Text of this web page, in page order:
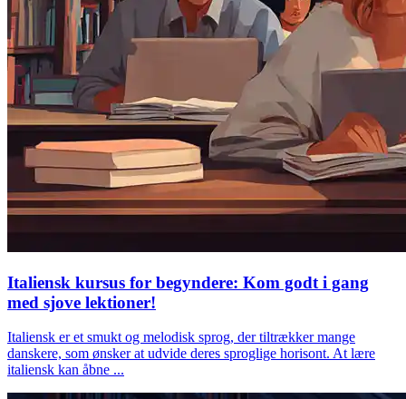
Italiensk kursus for begyndere: Kom godt i gang
med sjove lektioner!
Italiensk er et smukt og melodisk sprog, der tiltrækker mange
danskere, som ønsker at udvide deres sproglige horisont. At lære
italiensk kan åbne ...